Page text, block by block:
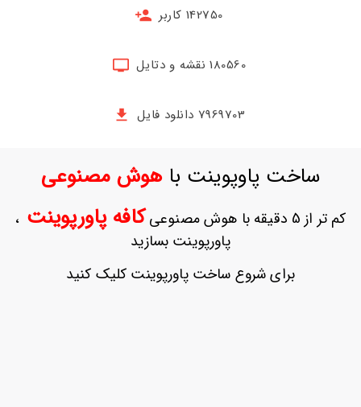
حساب
ثبت
بازیابی
142750 کاربر
180560 نقشه و دتایل
7969703 دانلود فایل
ساخت پاوپوینت باهوش مصنوعی
کم تر از 5 دقیقه با هوش مصنوعی کافه پاورپوینت ،
پاورپوینت بسازید
برای شروع ساخت پاورپوینت کلیک کنید